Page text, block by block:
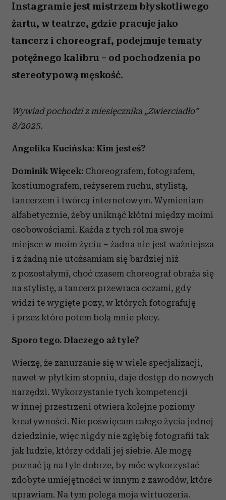
Instagramie jest mistrzem błyskotliwego
żartu, w teatrze, gdzie pracuje jako
tancerz i choreograf, podejmuje tematy
potężnego kalibru – od pochodzenia po
stereotypową męskość.
Wywiad pochodzi z miesięcznika „Zwierciadło”
8/2025.
Angelika Kucińska: Kim jesteś?
Dominik Więcek: Choreografem, fotografem,
kostiumografem, reżyserem ruchu, stylistą,
tancerzem i twórcą internetowym. Wymieniam
alfabetycznie, żeby uniknąć kłótni między moimi
osobowościami. Każda z tych ról ma swoje
miejsce w moim życiu – żadna nie jest ważniejsza
i z żadną nie utożsamiam się bardziej niż
z pozostałymi, choć czasem choreograf obraża się
na stylistę, a tancerz przewraca oczami, gdy
widzi te wygięte pozy, w których fotografuję
i przez które potem bolą mnie plecy.
Sporo tego. Dlaczego aż tyle?
Wierzę, że zanurzanie się w wiele specjalizacji,
nawet w płytkim stopniu, daje dostęp do nowych
narzędzi. Wykorzystanie tych kompetencji
w innej przestrzeni otwiera kolejne poziomy
kreatywności. Nie poświęcam całego życia jednej
dziedzinie, więc nigdy nie zgłębię fotografii tak
jak ludzie, którzy oddali jej siebie. Ale mogę
poznać ją na tyle dobrze, by móc wykorzystać
zdobyte umiejętności w innym z zawodów, które
uprawiam. Na tym polega moja wirtuozeria.